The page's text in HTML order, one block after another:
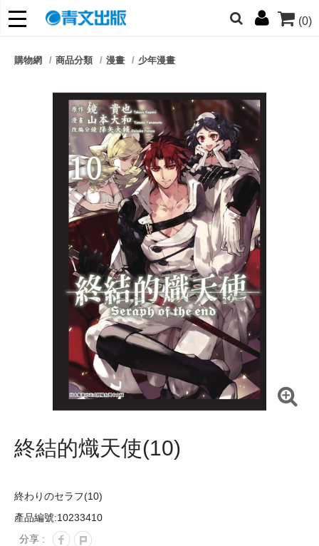
(0)
朋友們，提高警覺！
購物網 商品分類 漫畫 少年漫畫
終結的熾天使(10)
終わりのセラフ(10)
產品編號:10233410
分享 :